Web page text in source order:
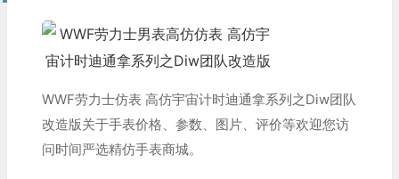
WWF劳力士仿表 高仿宇宙计时迪通拿系列之Diw团队
改造版关于手表价格、参数、图片、评价等欢迎您访
问时间严选精仿手表商城。